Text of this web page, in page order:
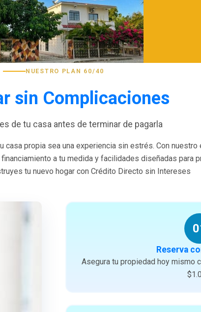
NUESTRO PLAN 60/40
sin Complicaciones
de tu casa antes de terminar de pagarla
casa propia sea una experiencia sin estrés. Con nuestro
a tu medida y facilidades diseñadas para
tu nuevo hogar con Crédito Directo sin Intereses
Reserva
Asegura tu propiedad hoy mismo